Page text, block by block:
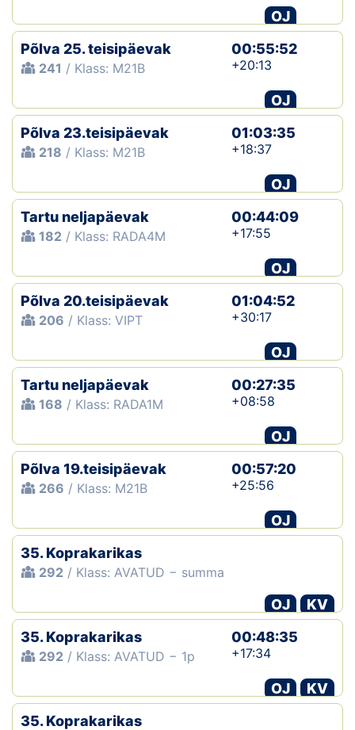
OJ
Põlva 25. teisipäevak
241 / Klass: M21B
00:55:52
+20:13
OJ
Põlva 23.teisipäevak
218 / Klass: M21B
01:03:35
+18:37
OJ
Tartu neljapäevak
182 / Klass: RADA4M
00:44:09
+17:55
OJ
Põlva 20.teisipäevak
206 / Klass: VIPT
01:04:52
+30:17
OJ
Tartu neljapäevak
168 / Klass: RADA1M
00:27:35
+08:58
OJ
Põlva 19.teisipäevak
266 / Klass: M21B
00:57:20
+25:56
OJ
35. Koprakarikas
292 / Klass: AVATUD − summa
OJ
KV
35. Koprakarikas
292 / Klass: AVATUD − 1p
00:48:35
+17:34
OJ
KV
35. Koprakarikas